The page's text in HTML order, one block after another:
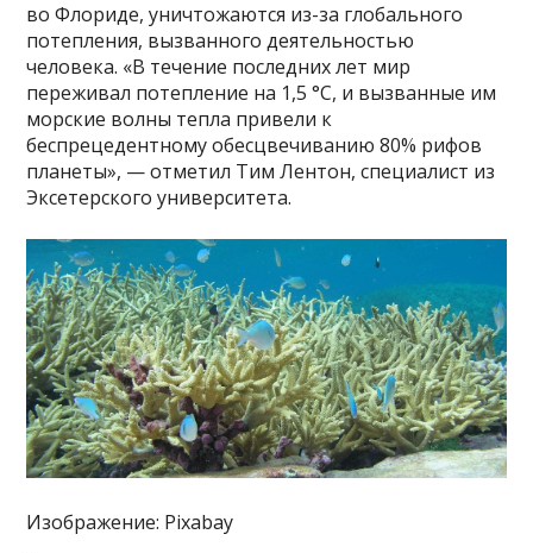
во Флориде, уничтожаются из-за глобального
потепления, вызванного деятельностью
человека. «В течение последних лет мир
переживал потепление на 1,5 °C, и вызванные им
морские волны тепла привели к
беспрецедентному обесцвечиванию 80% рифов
планеты», — отметил Тим Лентон, специалист из
Эксетерского университета.
Изображение: Pixabay